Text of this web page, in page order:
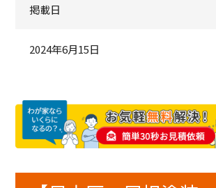
掲載日
2024年6月15日